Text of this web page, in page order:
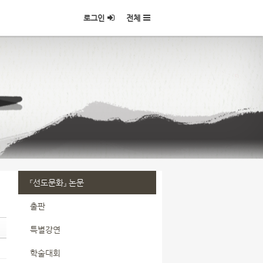
로그인 전체
『선도문화』 논문
출판
특별강연
학술대회